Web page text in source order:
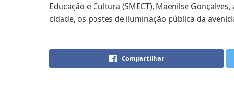
Educação e Cultura (SMECT), Maenilse
cidade, os postes de iluminação pública da
Compartilhar